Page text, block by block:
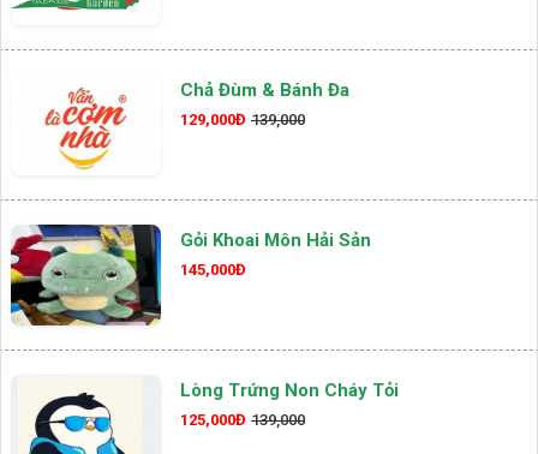
Chả Đùm & Bánh Đa
129,000Đ 139,000
Gỏi Khoai Môn Hải Sản
145,000Đ
Lòng Trứng Non Cháy Tỏi
125,000Đ 139,000